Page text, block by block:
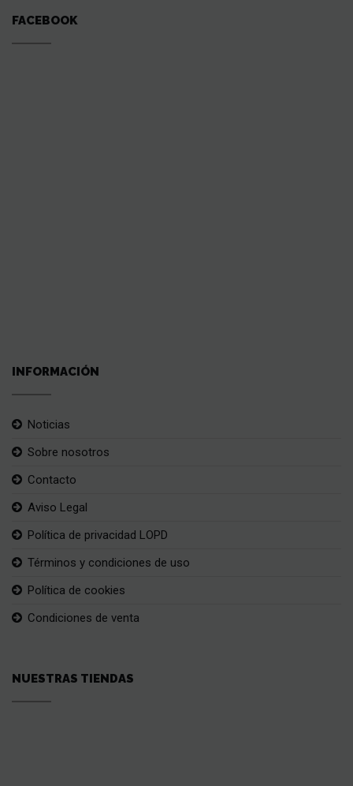
FACEBOOK
INFORMACIÓN
Noticias
Sobre nosotros
Contacto
Aviso Legal
Política de privacidad LOPD
Términos y condiciones de uso
Política de cookies
Condiciones de venta
NUESTRAS TIENDAS